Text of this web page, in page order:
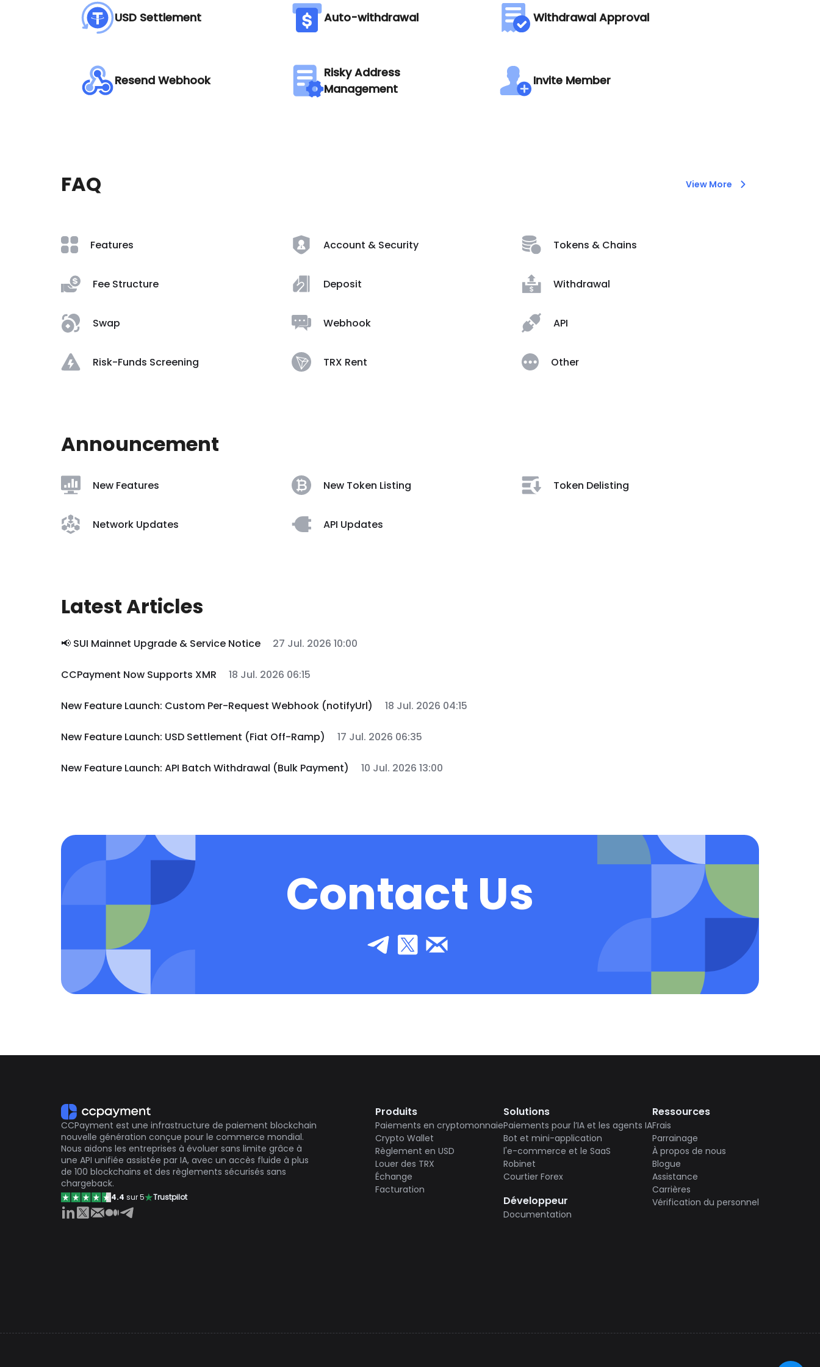
USD Settlement Auto-withdrawal Withdrawal Approval
Resend Webhook
Risky Address
Management
Invite Member
FAQ View More
Features Account & Security Tokens & Chains
Fee Structure Deposit Withdrawal
Swap Webhook API
Risk-Funds Screening TRX Rent Other
Announcement
New Features New Token Listing Token Delisting
Network Updates API Updates
Latest Articles
📢 SUI Mainnet Upgrade & Service Notice 27 Jul. 2026 10:00
CCPayment Now Supports XMR 18 Jul. 2026 06:15
New Feature Launch: Custom Per-Request Webhook (notifyUrl) 18 Jul. 2026 04:15
New Feature Launch: USD Settlement (Fiat Off-Ramp) 17 Jul. 2026 06:35
New Feature Launch: API Batch Withdrawal (Bulk Payment) 10 Jul. 2026 13:00
Contact Us
CCPayment est une infrastructure de paiement blockchain
nouvelle génération conçue pour le commerce mondial.
Nous aidons les entreprises à évoluer sans limite grâce à
une API unifiée assistée par IA, avec un accès fluide à plus
de 100 blockchains et des règlements sécurisés sans
chargeback.
4.4 sur 5 Trustpilot
Produits
Paiements en cryptomonnaie
Crypto Wallet
Règlement en USD
Louer des TRX
Échange
Facturation
Solutions
Paiements pour l’IA et les agents IA
Bot et mini-application
l'e-commerce et le SaaS
Robinet
Courtier Forex
Développeur
Documentation
Ressources
Frais
Parrainage
À propos de nous
Blogue
Assistance
Carrières
Vérification du personnel